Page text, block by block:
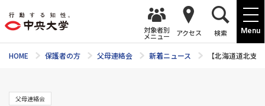
Menu
対象者別
メニュー アクセス 検索
HOME 保護者の方 父母連絡会 新着ニュース 【北海道道北支
父母連絡会